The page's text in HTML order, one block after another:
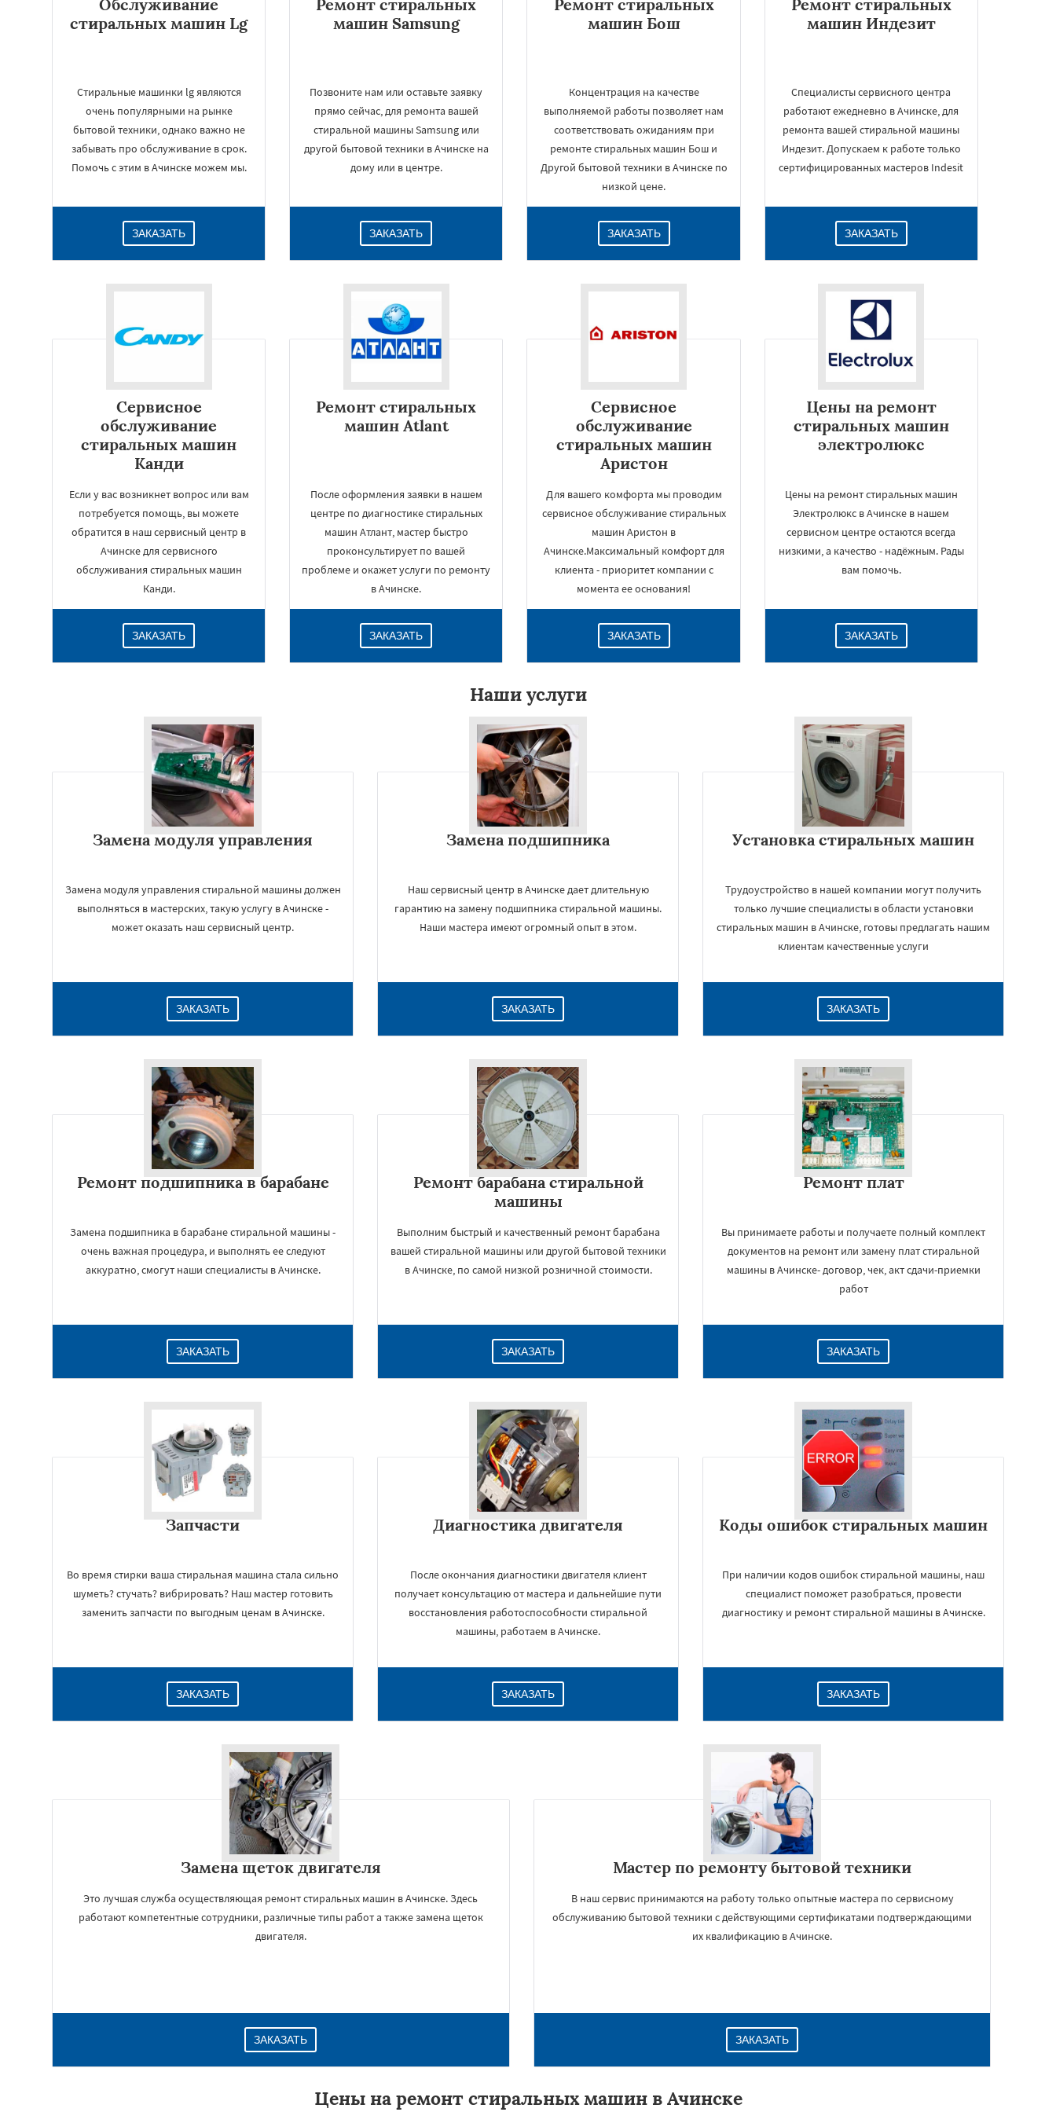
Обслуживание
стиральных машин Lg
Стиральные машинки lg являются
очень популярными на рынке
бытовой техники, однако важно не
забывать про обслуживание в срок.
Помочь с этим в Ачинске можем мы.
ЗАКАЗАТЬ
Ремонт стиральных
машин Samsung
Позвоните нам или оставьте заявку
прямо сейчас, для ремонта вашей
стиральной машины Samsung или
другой бытовой техники в Ачинске на
дому или в центре.
ЗАКАЗАТЬ
Ремонт стиральных
машин Бош
Концентрация на качестве
выполняемой работы позволяет нам
соответствовать ожиданиям при
ремонте стиральных машин Бош и
Другой бытовой техники в Ачинске по
низкой цене.
ЗАКАЗАТЬ
Ремонт стиральных
машин Индезит
Специалисты сервисного центра
работают ежедневно в Ачинске, для
ремонта вашей стиральной машины
Индезит. Допускаем к работе только
сертифицированных мастеров Indesit
ЗАКАЗАТЬ
Сервисное
обслуживание
стиральных машин
Канди
Если у вас возникнет вопрос или вам
потребуется помощь, вы можете
обратится в наш сервисный центр в
Ачинске для сервисного
обслуживания стиральных машин
Канди.
ЗАКАЗАТЬ
Ремонт стиральных
машин Atlant
После оформления заявки в нашем
центре по диагностике стиральных
машин Атлант, мастер быстро
проконсультирует по вашей
проблеме и окажет услуги по ремонту
в Ачинске.
ЗАКАЗАТЬ
Сервисное
обслуживание
стиральных машин
Аристон
Для вашего комфорта мы проводим
сервисное обслуживание стиральных
машин Аристон в
Ачинске.Максимальный комфорт для
клиента - приоритет компании с
момента ее основания!
ЗАКАЗАТЬ
Цены на ремонт
стиральных машин
электролюкс
Цены на ремонт стиральных машин
Электролюкс в Ачинске в нашем
сервисном центре остаются всегда
низкими, а качество - надёжным. Рады
вам помочь.
ЗАКАЗАТЬ
Наши услуги
Замена модуля управления
Замена модуля управления стиральной машины должен
выполняться в мастерских, такую услугу в Ачинске -
может оказать наш сервисный центр.
ЗАКАЗАТЬ
Замена подшипника
Наш сервисный центр в Ачинске дает длительную
гарантию на замену подшипника стиральной машины.
Наши мастера имеют огромный опыт в этом.
ЗАКАЗАТЬ
Установка стиральных машин
Трудоустройство в нашей компании могут получить
только лучшие специалисты в области установки
стиральных машин в Ачинске, готовы предлагать нашим
клиентам качественные услуги
ЗАКАЗАТЬ
Ремонт подшипника в барабане
Замена подшипника в барабане стиральной машины -
очень важная процедура, и выполнять ее следуют
аккуратно, смогут наши специалисты в Ачинске.
ЗАКАЗАТЬ
Ремонт барабана стиральной
машины
Выполним быстрый и качественный ремонт барабана
вашей стиральной машины или другой бытовой техники
в Ачинске, по самой низкой розничной стоимости.
ЗАКАЗАТЬ
Ремонт плат
Вы принимаете работы и получаете полный комплект
документов на ремонт или замену плат стиральной
машины в Ачинске- договор, чек, акт сдачи-приемки
работ
ЗАКАЗАТЬ
Запчасти
Во время стирки ваша стиральная машина стала сильно
шуметь? стучать? вибрировать? Наш мастер готовить
заменить запчасти по выгодным ценам в Ачинске.
ЗАКАЗАТЬ
Диагностика двигателя
После окончания диагностики двигателя клиент
получает консультацию от мастера и дальнейшие пути
восстановления работоспособности стиральной
машины, работаем в Ачинске.
ЗАКАЗАТЬ
Коды ошибок стиральных машин
При наличии кодов ошибок стиральной машины, наш
специалист поможет разобраться, провести
диагностику и ремонт стиральной машины в Ачинске.
ЗАКАЗАТЬ
Замена щеток двигателя
Это лучшая служба осуществляющая ремонт стиральных машин в Ачинске. Здесь
работают компетентные сотрудники, различные типы работ а также замена щеток
двигателя.
ЗАКАЗАТЬ
Мастер по ремонту бытовой техники
В наш сервис принимаются на работу только опытные мастера по сервисному
обслуживанию бытовой техники с действующими сертификатами подтверждающими
их квалификацию в Ачинске.
ЗАКАЗАТЬ
Цены на ремонт стиральных машин в Ачинске
×
Даю согласие на обработку персональных данных